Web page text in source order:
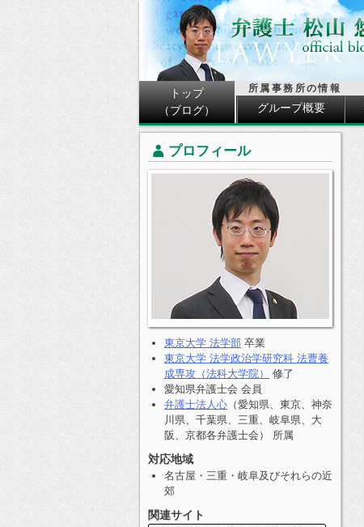
トップ
（ブログ）
所属事務所の情報
グループ概要
プロフィール
東京大学 法学部 卒業
東京大学 法学政治学研究科 法曹養
成専攻（法科大学院）
修了
愛知県弁護士会 会員
弁護士法人心 （愛知県、東京、神奈
川県、千葉県、三重、岐阜県、大
阪、京都各弁護士会） 所属
対応地域
名古屋・三重・岐阜及びそれらの近
郊
関連サイト